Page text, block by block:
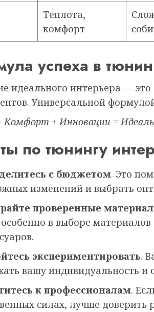
Теплота,
комфорт
успеха в
идеального интерьера —
Универсальной
Комфорт + Инновации =
по тюнингу
с бюджетом. Это
изменений и выбрать
проверенные
в выборе
экспериментировать.
вашу индивидуальность и
к профессионалам.
силах, лучше доверить